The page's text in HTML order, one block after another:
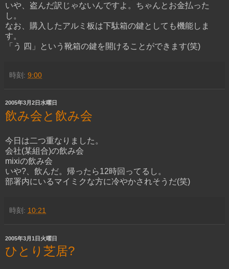
いや、盗んだ訳じゃないんですよ。ちゃんとお金払った
し。
なお、購入したアルミ板は下駄箱の鍵としても機能しま
す。
「う 四」という靴箱の鍵を開けることができます(笑)
時刻: 9:00
2005年3月2日水曜日
飲み会と飲み会
今日は二つ重なりました。
会社(某組合)の飲み会
mixiの飲み会
いや?、飲んだ。帰ったら12時回ってるし。
部署内にいるマイミクな方に冷やかされそうだ(笑)
時刻: 10:21
2005年3月1日火曜日
ひとり芝居?